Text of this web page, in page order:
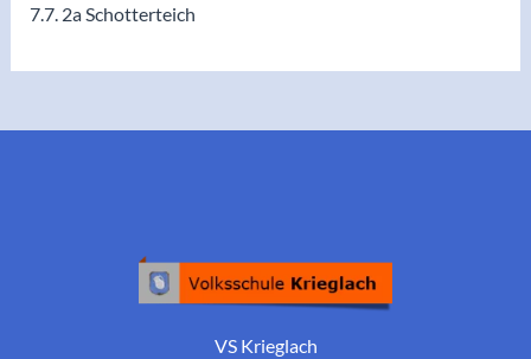
7.7. 2a Schotterteich
VS Krieglach